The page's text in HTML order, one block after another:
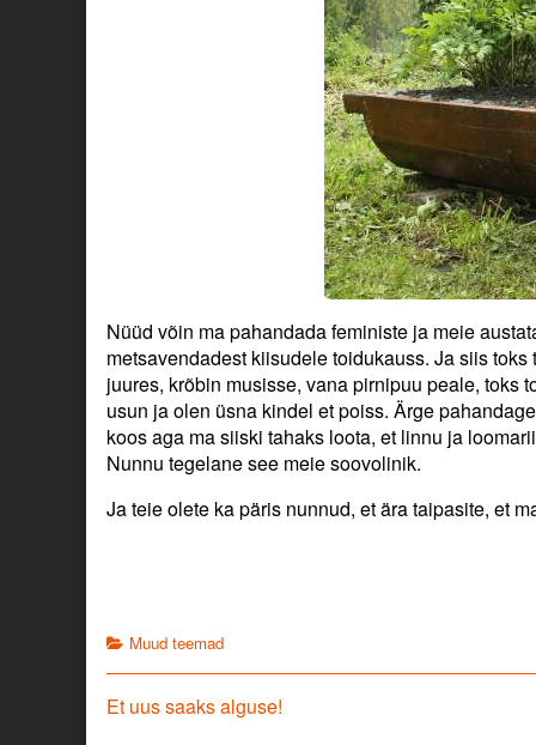
Nüüd võin ma pahandada feministe ja meie
metsavendadest kiisudele toidukauss. Ja siis
juures, krõbin musisse, vana pirnipuu peale, toks
usun ja olen üsna kindel et poiss. Ärge
koos aga ma siiski tahaks loota, et linnu ja
Nunnu tegelane see meie soovolinik.
Ja teie olete ka päris nunnud, et ära taipasite, et
Categories
Muud teemad
Navigeerimine
Previous
Et uus saaks alguse!